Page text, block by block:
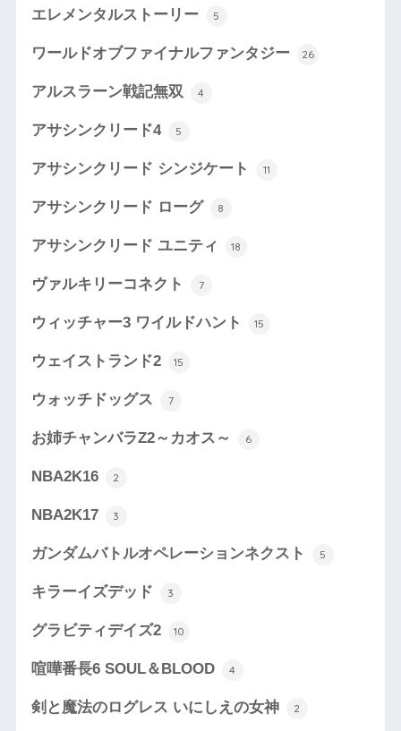
エレメンタルストーリー 5
ワールドオブファイナルファンタジー 26
アルスラーン戦記無双 4
アサシンクリード4 5
アサシンクリード シンジケート 11
アサシンクリード ローグ 8
アサシンクリード ユニティ 18
ヴァルキリーコネクト 7
ウィッチャー3 ワイルドハント 15
ウェイストランド2 15
ウォッチドッグス 7
お姉チャンバラZ2～カオス～ 6
NBA2K16 2
NBA2K17 3
ガンダムバトルオペレーションネクスト 5
キラーイズデッド 3
グラビティデイズ2 10
喧嘩番長6 SOUL＆BLOOD 4
剣と魔法のログレス いにしえの女神 2